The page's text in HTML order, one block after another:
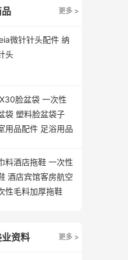
更多 >
微针针头配件 纳
头
脸盆袋 一次性
袋 塑料脸盆袋子
用品配件 足浴用品
酒店拖鞋 一次性
酒店宾馆客房航空
性毛料加厚拖鞋
资料 更多 >